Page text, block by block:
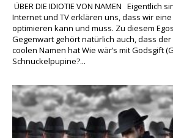
ÜBER DIE IDIOTIE VON NAMEN Eigentlich
Internet und TV erklären uns, dass wir eine
optimieren kann und muss. Zu diesem
Gegenwart gehört natürlich auch, dass
coolen Namen hat Wie wär’s mit Godsgift
Schnuckelpupine?...